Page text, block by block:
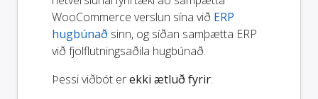
WooCommerce verslun sína við ERP
hugbúnað sinn, og síðan samþætta ERP
við fjölflutningsaðila hugbúnað.
Þessi viðbót erekki ætluð fyrir: